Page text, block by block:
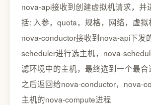
nova-api接收到创建虚拟机请求，并
括: 入参，quota，规格，网络，虚拟
nova-conductor接收到nova-api下发
scheduler进行选主机，nova-
滤环境中的主机，最终选到一个最
之后返回给nova-conductor，nova-
主机的nova-compute进程